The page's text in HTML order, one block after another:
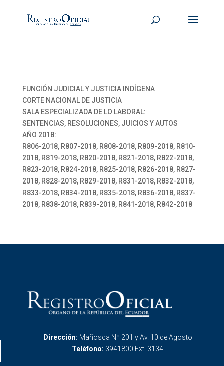
FUNCIÓN JUDICIAL Y JUSTICIA INDÍGENA
CORTE NACIONAL DE JUSTICIA
SALA ESPECIALIZADA DE LO LABORAL:
SENTENCIAS, RESOLUCIONES, JUICIOS Y AUTOS
AÑO 2018:
R806-2018, R807-2018, R808-2018, R809-2018, R810-
2018, R819-2018, R820-2018, R821-2018, R822-2018,
R823-2018, R824-2018, R825-2018, R826-2018, R827-
2018, R828-2018, R829-2018, R831-2018, R832-2018,
R833-2018, R834-2018, R835-2018, R836-2018, R837-
2018, R838-2018, R839-2018, R841-2018, R842-2018
Dirección: Mañosca Nº 201 y Av. 10 de Agosto
Teléfono: 3941800 Ext. 3134